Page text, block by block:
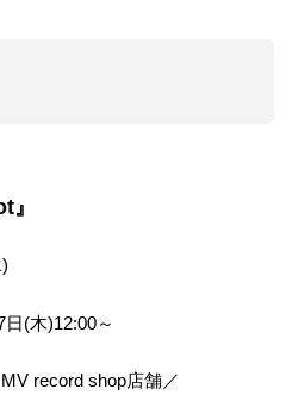
(木)12:00～
record shop店舗／